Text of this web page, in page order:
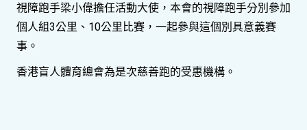
視障跑手梁小偉擔任活動大使，本會的視障跑手分別參加
個人組3公里、10公里比賽，一起參與這個別具意義賽
事。
香港盲人體育總會為是次慈善跑的受惠機構。